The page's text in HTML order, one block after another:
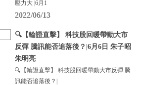
壓力大 |6月1
2022/06/13
🔍【輪證直擊】 科技股回暖帶動大市
反彈 騰訊能否追落後？|6月6日 朱子昭
朱明亮
🔍【輪證直擊】 科技股回暖帶動大市反彈 騰
訊能否追落後？|